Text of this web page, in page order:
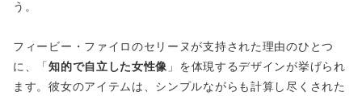
う。
フィービー・ファイロのセリーヌが支持された理由のひとつ
に、「知的で自立した女性像 」を体現するデザインが挙げられ
ます。彼女のアイテムは、シンプルながらも計算し尽くされた